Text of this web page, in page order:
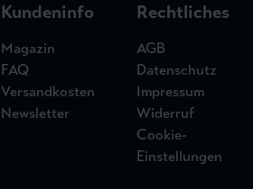
Kundeninfo
Magazin
FAQ
Versandkosten
Newsletter
Rechtliches
AGB
Datenschutz
Impressum
Widerruf
Cookie-
Einstellungen